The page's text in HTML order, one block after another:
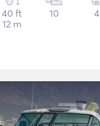
40 ft
12 m
10 4